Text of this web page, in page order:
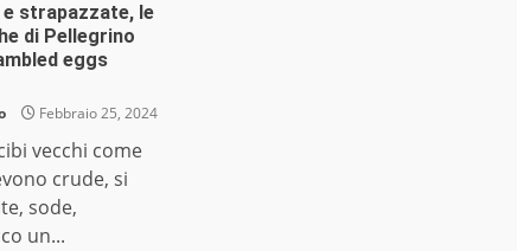
strapazzate, le
di Pellegrino
eggs
Febbraio 25, 2024
vecchi come
crude, si
sode,
un...